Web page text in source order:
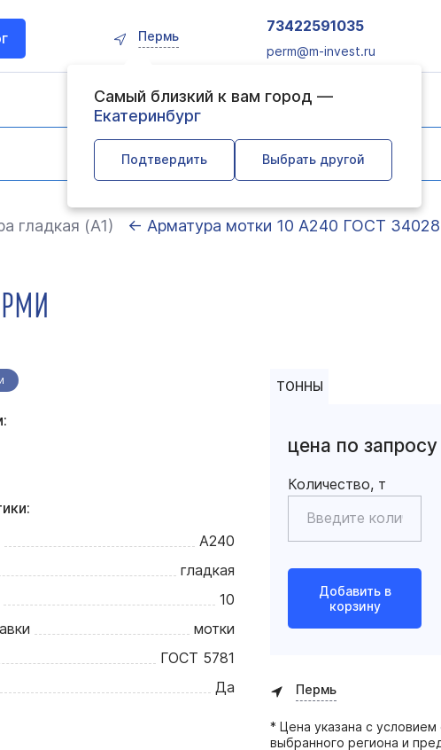
Пермь
Самый близкий к вам город —
Екатеринбург
Подтвердить Выбрать другой
73422591035
perm@m-invest.ru
гладкая (А1) ← Арматура мотки 10 А240 ГОСТ
А240
гладкая
10
мотки
ГОСТ 5781
Да
ТОННЫ
цена по запросу
Количество, т
Добавить в
корзину
Пермь
* Цена указана с
выбранного региона и